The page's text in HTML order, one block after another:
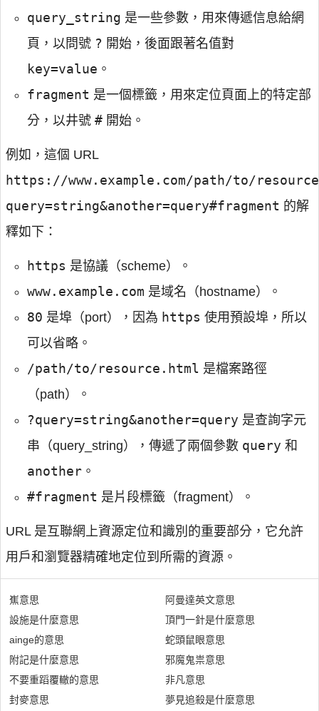
query_string 是一些參數，用來傳遞信息給網
頁，以問號 ? 開始，後面跟著名值對
key=value 。
fragment 是一個標籤，用來定位頁面上的特定部
分，以井號 # 開始。
例如，這個 URL
https://www.example.com/path/to/
query=string&another=query#fragment 的解
釋如下：
https 是協議（scheme）。
www.example.com 是域名（hostname）。
80 是埠（port），因為 https 使用預設埠，所以
可以省略。
/path/to/resource.html 是檔案路徑
（path）。
?query=string&another=query 是查詢字元
串（query_string），傳遞了兩個參數 query 和
another 。
#fragment 是片段標籤（fragment）。
URL 是互聯網上資源定位和識別的重要部分，它允許
用戶和瀏覽器精確地定位到所需的資源。
嶣意思
設施是什麼意思
ainge的意思
附記是什麼意思
不要重蹈覆轍的意思
封麥意思
阿曼達英文意思
頂門一針是什麼意思
蛇頭鼠眼意思
邪魔鬼祟意思
非凡意思
夢見追殺是什麼意思